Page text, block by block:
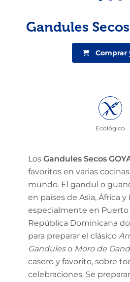
Gandules
Comprar
Ecológico
LosGandules Secos
favoritos en varias
mundo. El gandul o
en países de Asia, África
especialmente en Puerto
República Dominicana
para preparar el clásico
Ganduleso Moro de
casero y favorito, sobre
celebraciones. Se